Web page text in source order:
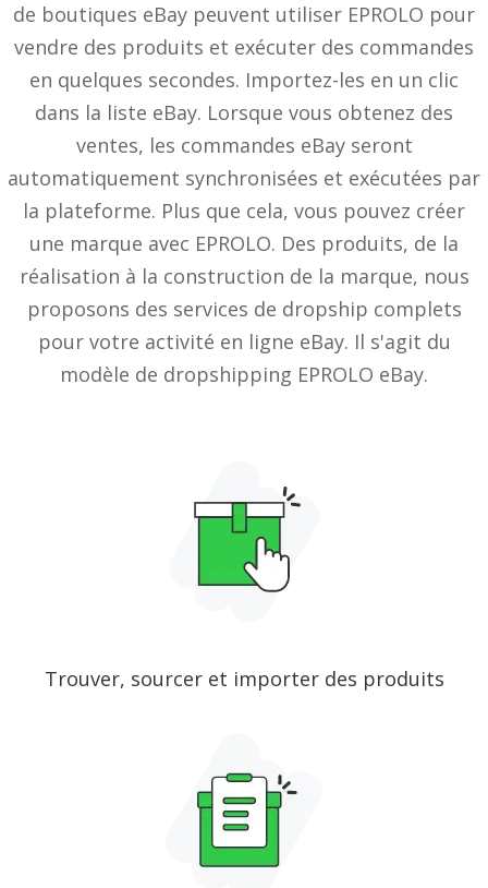
de boutiques eBay peuvent utiliser EPROLO pour
vendre des produits et exécuter des commandes
en quelques secondes. Importez-les en un clic
dans la liste eBay. Lorsque vous obtenez des
ventes, les commandes eBay seront
automatiquement synchronisées et exécutées par
la plateforme. Plus que cela, vous pouvez créer
une marque avec EPROLO. Des produits, de la
réalisation à la construction de la marque, nous
proposons des services de dropship complets
pour votre activité en ligne eBay. Il s'agit du
modèle de dropshipping EPROLO eBay.
Trouver, sourcer et importer des produits